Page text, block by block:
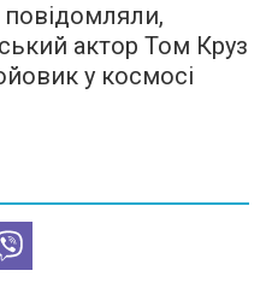
актор Том Круз
у космосі